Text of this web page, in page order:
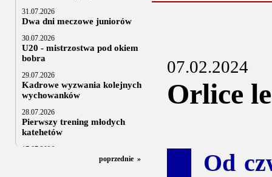
31.07.2026
Dwa dni meczowe juniorów
30.07.2026
U20 - mistrzostwa pod okiem
bobra
29.07.2026
Kadrowe wyzwania kolejnych
wychowanków
28.07.2026
Pierwszy trening młodych
katehetów
17.07.2026
U20: z kraju i z zagranicy
poprzednie »
07.02.2024
Orlice
Od